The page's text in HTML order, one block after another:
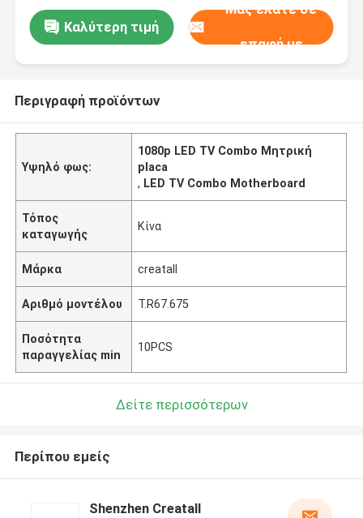
Καλύτερη τιμή
Μας ελάτε σε
επαφή με
Περιγραφή προϊόντων
Υψηλό φως:
1080p LED TV Combo Μητρική
placa
, LED TV Combo Motherboard
Τόπος
καταγωγής
Κίνα
Μάρκα creatall
Αριθμό μοντέλου T.R67.675
Ποσότητα
παραγγελίας min
10PCS
Δείτε περισσότερων
Περίπου εμείς
Shenzhen Creatall